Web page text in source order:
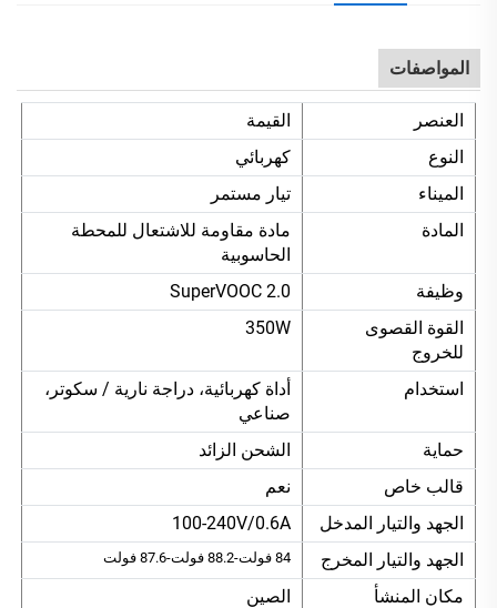
المواصفات
العنصر
القيمة
النوع
كهربائي
الميناء
تيار مستمر
المادة
مادة مقاومة للاشتعال للمحطة
الحاسوبية
وظيفة
SuperVOOC 2.0
القوة القصوى
للخروج
350W
استخدام
أداة كهربائية، دراجة نارية / سكوتر،
صناعي
حماية
الشحن الزائد
قالب خاص
نعم
الجهد والتيار المدخل
100-240V/0.6A
الجهد والتيار المخرج
84 فولت-88.2 فولت-87.6 فولت
مكان المنشأ
الصين